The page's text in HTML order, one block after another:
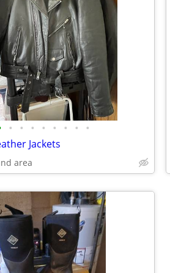
• • • • • • • •
Jackets
area